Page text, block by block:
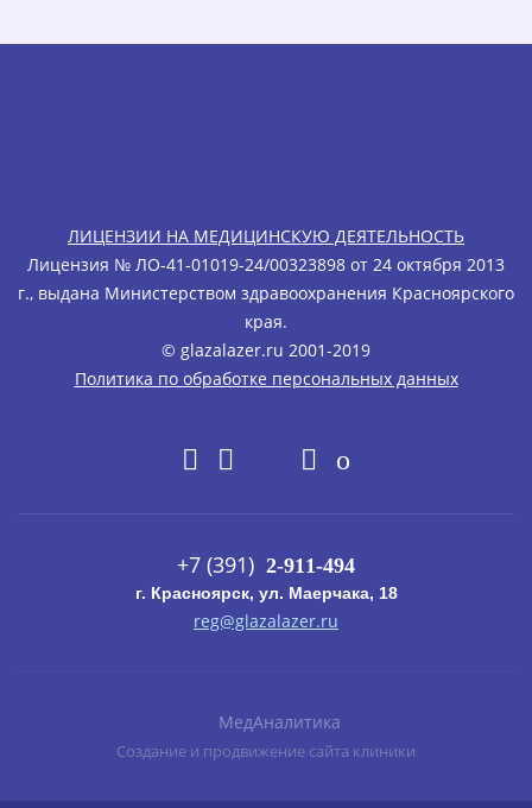
ЛИЦЕНЗИИ НА МЕДИЦИНСКУЮ ДЕЯТЕЛЬНОСТЬ
Лицензия № ЛО-41-01019-24/00323898 от 24 октября 2013
г., выдана Министерством здравоохранения Красноярского
края.
© glazalazеr.ru 2001-2019
Политика по обработке персональных данных
+7 (391) 2-911-494
г. Красноярск, ул. Маерчака, 18
reg@glazalazer.ru
МедАналитика
Создание и продвижение сайта клиники